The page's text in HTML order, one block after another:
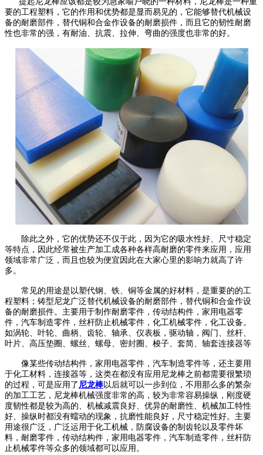
要的工程塑料，它的作用和优势都是显而易见的，它能够替代机械设
备的耐磨部件，替代铜和合金作设备的耐磨损件，而且它的韧性耐磨
性也非常的强，有耐油、抗震、拉伸、弯曲的强度也非常的好。
除此之外，它的优势还不仅于此，因为它的吸水性好、尺寸稳定
等特点，因此经常被生产加工成各种各样高耐磨的零件来应用，应用
领域非常广泛，而且也较为便宜因此在大家心里的影响力就高了许
多。
常见的用途是以塑代钢、铁、铜等金属的好材料，是重要的的工
程塑料；铸型尼龙广泛替代机械设备的耐磨部件，替代铜和合金作设
备的耐磨损件。主要用于制作耐磨零件，传动结构件，家用电器零
件，汽车制造零件，丝杆防止机械零件，化工机械零件，化工设备。
如涡轮、叶轮、曲柄、齿轮、轴承、仪表板，驱动轴，阀门、丝杆、
叶片、高压垫圈、螺丝、螺母、密封圈、梭子、套简、轴套连接器等
像某些传动结构件，家用电器零件，汽车制造零件等，还主要用
于化工材料，连接器等，这类在都没有应用尼龙棒之前都需要很繁琐
的过程，可是应用了 尼龙棒以后就可以一步到位，不用那么多的繁杂
的加工工艺，尼龙棒机械强度非常的高，较为非常容易操纵，刚度硬
度韧性都是较为高的、机械减震良好、优异的耐磨性、机械加工特性
好、操纵时都没有蠕动的现象，抗磨性能良好，尺寸稳定性好。主要
用途很广泛，广泛运用于化工机械，防腐设备的制齿轮以及零件坏
料，耐磨零件，传动结构件，家用电器零件，汽车制造零件，丝杆防
止机械零件等众多的领域都可以应用。